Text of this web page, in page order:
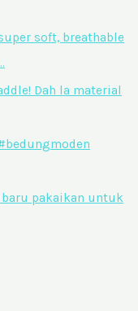
soft, breathable
Dah la material
pakaikan untuk